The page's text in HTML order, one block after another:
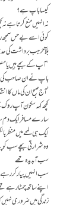
کیسا باپ ہے ؟
نہ انہیں منع کرتا ہے
کوئی اسے بے حس سمجھ
بلآخر جب برداشت کی
“آپ کے بچے ہیں یا
باپ نے ان صاحب کی
‘آج صبح ان کی ماں کا
کچھ کہہ سکون آپ روک
سارے مسافرایک دم
ایک ہی لمحے میں منظر
وہ شرارتی بچے سب
سب آبدیدہ تھے
سب انہیں پیار کر
اپنے ساتھ چمٹا رہے
زندگی میں ضروری